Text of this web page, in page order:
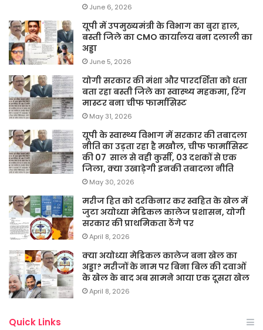
June 6, 2026
यूपी में उपमुख्यमंत्री के विभाग का बुरा हाल,
बस्ती जिले का CMO कार्यालय बना दलाली का
अड्डा
June 5, 2026
योगी सरकार की मंशा और पारदर्शिता को धता
बता रहा बस्ती जिले का स्वास्थ्य महकमा, रिंग
मास्टर बना चीफ फार्मासिस्ट
May 31, 2026
यूपी के स्वास्थ्य विभाग में सरकार की तबादला
नीति का उड़ता रहा है मखौल, चीफ फार्मासिस्ट
की 07 साल से वही कुर्सी, 03 दशकों से एक
जिला, क्या उखाड़ेगी इनकी तबादला नीति
May 30, 2026
मरीज हित को दरकिनार कर स्वहित के खेल में
जुटा अयोध्या मेडिकल कालेज प्रशासन, योगी
सरकार की प्राथमिकता ठेंगे पर
April 8, 2026
क्या अयोध्या मेडिकल कालेज बना खेल का
अड्डा? मरीजों के नाम पर बिना बिल की दवाओं
के खेल के बाद अब सामने आया एक दूसरा खेल
April 8, 2026
Quick Links